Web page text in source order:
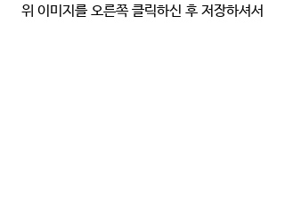
위 이미지를 오른쪽 클릭하신 후 저장하셔서